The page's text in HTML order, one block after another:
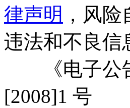
律声明 ，风险
违法和不良信
《电子公告
[2008]1 号